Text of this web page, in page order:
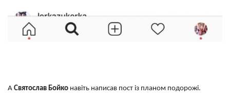
А Святослав Бойко навіть написав пост із планом подорожі.